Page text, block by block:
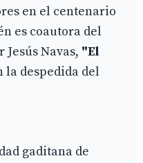
en el centenario
es coautora del
Navas, "El
la despedida del
gaditana de